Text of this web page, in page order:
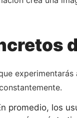
promedio, los